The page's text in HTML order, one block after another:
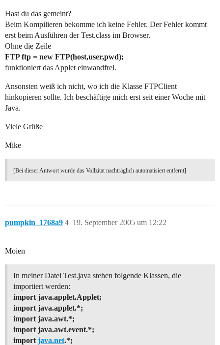
Hast du das gemeint?
Beim Kompilieren bekomme ich keine Fehler. Der Fehler kommt
erst beim Ausführen der Test.class im Browser.
Ohne die Zeile
FTP ftp = new FTP(host,user,pwd);
funktioniert das Applet einwandfrei.
Ansonsten weiß ich nicht, wo ich die Klasse FTPClient
hinkopieren sollte. Ich beschäftige mich erst seit einer Woche mit
Java.
Viele Grüße
Mike
[Bei dieser Antwort wurde das Vollzitat nachträglich automatisiert entfernt]
pumpkin_1768a9 19. September 2005 um 12:22
4
Moien
In meiner Datei Test.java stehen folgende Klassen, die
importiert werden:
import java.applet.Applet;
import java.applet.*;
import java.awt.*;
import java.awt.event.*;
import java.net.*;